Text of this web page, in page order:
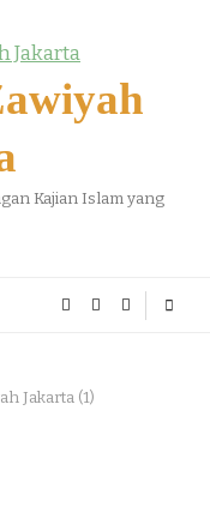
Kajian Islam yang
Jakarta (1)